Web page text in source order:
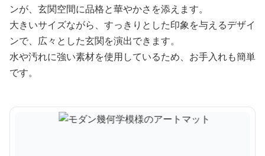
ンが、玄関空間に品格と華やかさを添えます。
大きいサイズながら、すっきりとした印象を与えるデザイ
ンで、広々とした玄関を演出できます。
水や汚れに強い素材を使用しているため、お手入れも簡単
です。